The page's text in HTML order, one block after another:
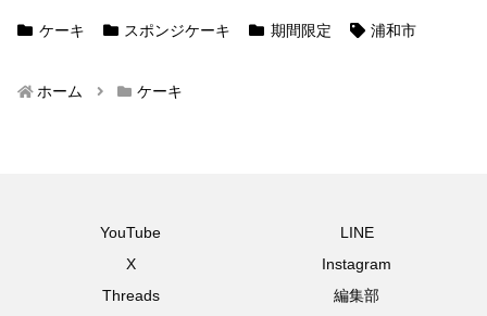
ケーキ スポンジケーキ 期間限定 浦和市
ホーム ケーキ
YouTube
LINE
X
Instagram
Threads
編集部